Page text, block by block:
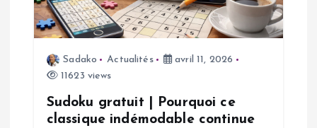
d
Sadako Actualités
avril 11, 2026
11623 views
Sudoku gratuit | Pourquoi ce
classique indémodable continue